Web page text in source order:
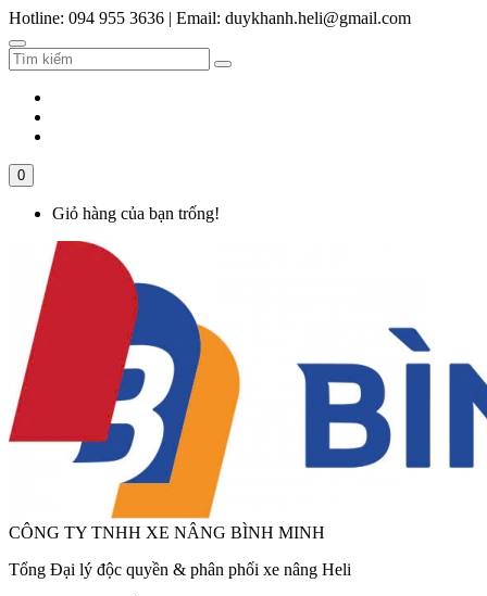
Hotline: 094 955 3636 | Email: duykhanh.heli@gmail.com
0
Giỏ hàng của bạn trống!
CÔNG TY TNHH XE NÂNG BÌNH MINH
Tổng Đại lý độc quyền & phân phối xe nâng Heli